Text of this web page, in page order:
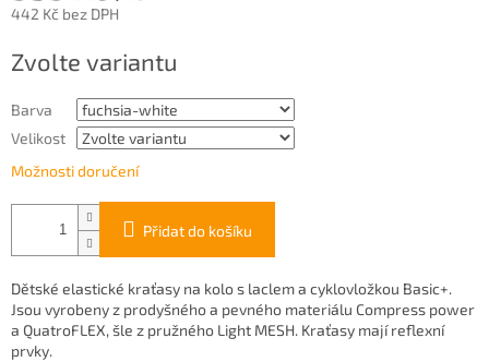
442 Kč bez DPH
cena:
Zvolte variantu
Barva
Velikost
Možnosti doručení
Přidat do košíku
Dětské elastické kraťasy na kolo s laclem a cyklovložkou Basic+.
Jsou vyrobeny z prodyšného a pevného materiálu Compress power
a QuatroFLEX, šle z pružného Light MESH. Kraťasy mají reflexní
prvky.